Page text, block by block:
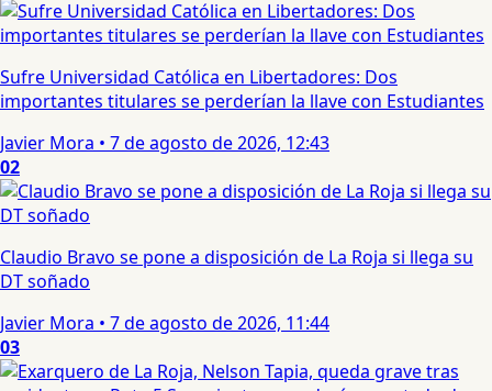
Sufre Universidad Católica en Libertadores: Dos
importantes titulares se perderían la llave con Estudiantes
Javier Mora • 7 de agosto de 2026, 12:43
02
Claudio Bravo se pone a disposición de La Roja si llega su
DT soñado
Javier Mora • 7 de agosto de 2026, 11:44
03